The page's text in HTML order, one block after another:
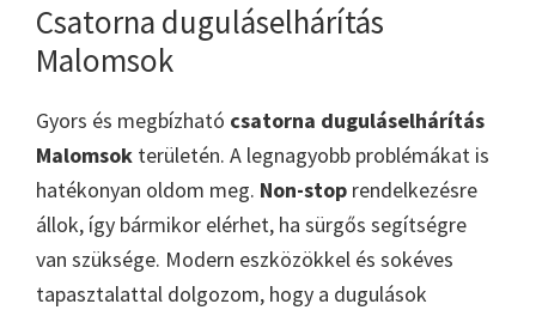
Csatorna duguláselhárítás
Malomsok
Gyors és megbízható csatorna duguláselhárítás
Malomsok területén. A legnagyobb problémákat is
hatékonyan oldom meg. Non-stop rendelkezésre
állok, így bármikor elérhet, ha sürgős segítségre
van szüksége. Modern eszközökkel és sokéves
tapasztalattal dolgozom, hogy a dugulások